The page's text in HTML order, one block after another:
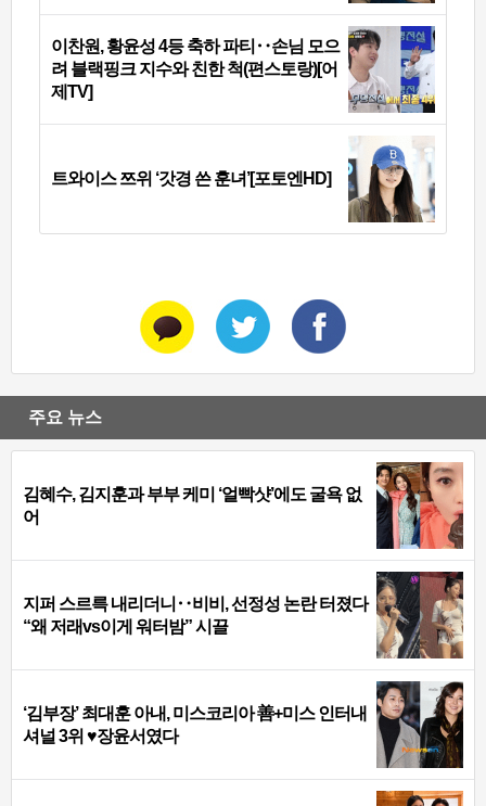
이찬원, 황윤성 4등 축하 파티‥손님 모으
려 블랙핑크 지수와 친한 척(편스토랑)[어
제TV]
트와이스 쯔위 ‘갓경 쓴 훈녀’[포토엔HD]
주요 뉴스
김혜수, 김지훈과 부부 케미 ‘얼빡샷’에도 굴욕 없
어
지퍼 스르륵 내리더니‥비비, 선정성 논란 터졌다
“왜 저래vs이게 워터밤” 시끌
‘김부장’ 최대훈 아내, 미스코리아 善+미스 인터내
셔널 3위 ♥장윤서였다